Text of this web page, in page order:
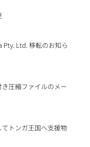
Ltd. 移転のお知ら
圧縮ファイルのメー
トンガ王国へ支援物